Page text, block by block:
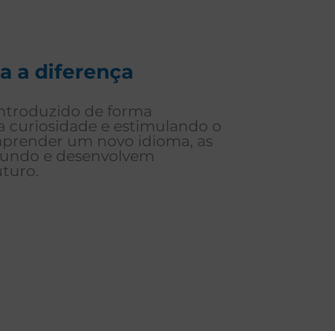
a diferença
de forma
curiosidade e estimulando o
um novo idioma, as
e desenvolvem